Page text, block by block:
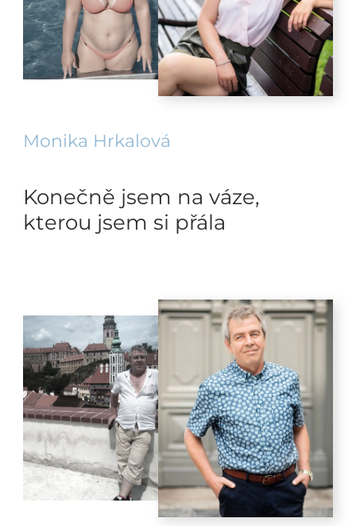
Monika Hrkalová
Konečně jsem na váze,
kterou jsem si přála